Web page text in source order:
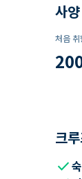
사양
처음 취
크
check